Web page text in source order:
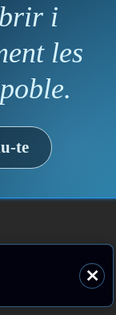
i
les
te
⨯